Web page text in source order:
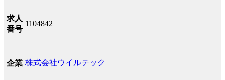
求人
番号
1104842
企業 株式会社ウイルテック